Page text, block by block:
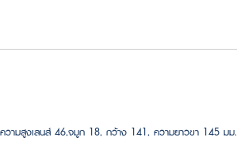
วามสูงเลนส์ 46,จมูก 18, กว้าง 141, ความยาวขา 145 มม.